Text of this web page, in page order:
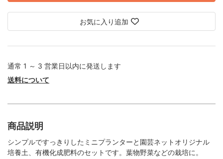
お気に入り追加
通常 1 ～ 3 営業日以内に発送します
送料について
商品説明
シンプルですっきりしたミニプランターと園芸ネットオリジナル
培養土、有機化成肥料のセットです。葉物野菜などの栽培に。